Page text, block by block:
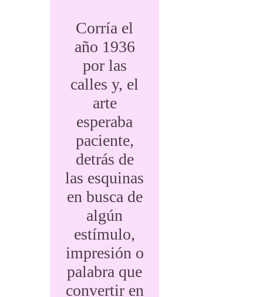
Corría el
año 1936
por las
calles y, el
arte
esperaba
paciente,
detrás de
las esquinas
en busca de
algún
estímulo,
impresión o
palabra que
convertir en